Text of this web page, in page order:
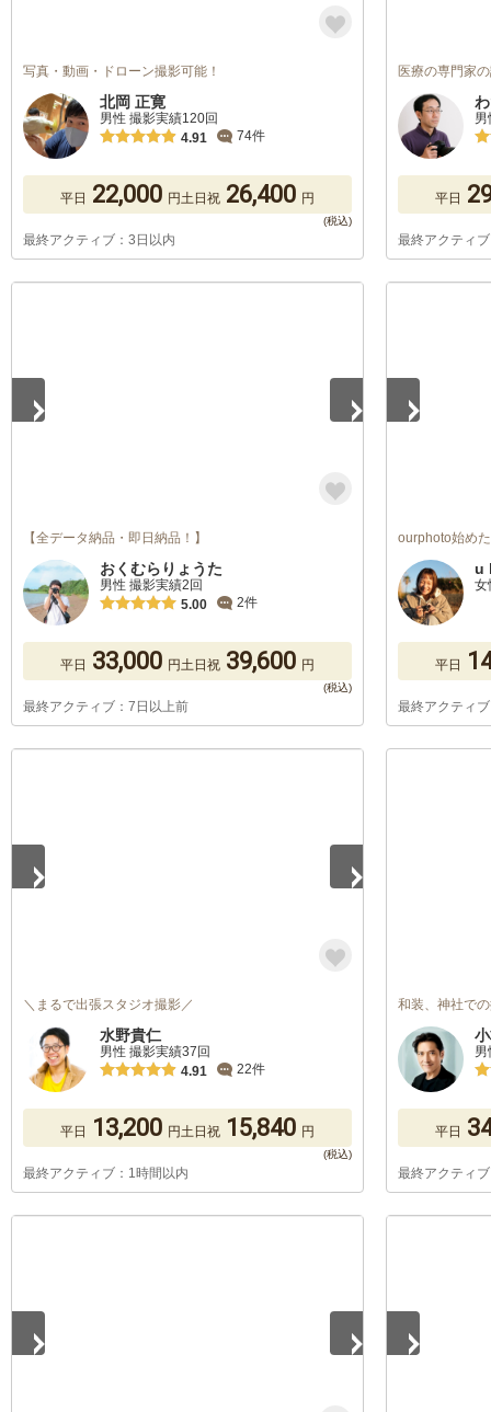
写真・動画・ドローン撮影可能！
北岡 正寛
男性 撮影実績120回
4.91
74件
平日 22,000 円土日祝 26,400 円
最終アクティブ：3日以内
医療の専門家
平日
最終アクティ
【全データ納品・即日納品！】
おくむらりょうた
男性 撮影実績2回
5.00
2件
平日 33,000 円土日祝 39,600 円
最終アクティブ：7日以上前
ourphoto始め
u
女
平日
最終アクティ
＼まるで出張スタジオ撮影／
水野貴仁
男性 撮影実績37回
4.91
22件
平日 13,200 円土日祝 15,840 円
最終アクティブ：1時間以内
和装、神社で
男
平日
最終アクティ